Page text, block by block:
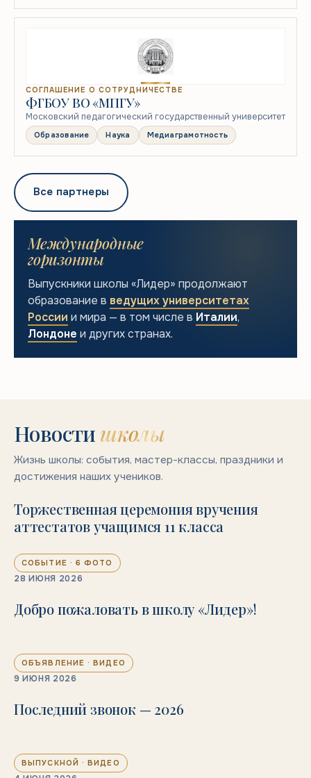
СОГЛАШЕНИЕ О СОТРУДНИЧЕСТВЕ
ФГБОУ ВО «МПГУ»
Московский педагогический государственный университет
Образование Наука Медиаграмотность
Все партнеры
Международные
горизонты
Выпускники школы «Лидер» продолжают
образование в ведущих университетах
России и мира — в том числе в Италии,
Лондоне и других странах.
Новости школы
Жизнь школы: события, мастер-классы, праздники и
достижения наших учеников.
Торжественная церемония вручения
аттестатов учащимся 11 класса
СОБЫТИЕ
28 ИЮНЯ 2026
СОБЫТИЕ · 6 ФОТО
28 ИЮНЯ 2026
Добро пожаловать в школу «Лидер»!
ОБЪЯВЛЕНИЕ
9 ИЮНЯ 2026
ОБЪЯВЛЕНИЕ · ВИДЕО
9 ИЮНЯ 2026
Последний звонок — 2026
ВЫПУСКНОЙ
ВЫПУСКНОЙ · ВИДЕО